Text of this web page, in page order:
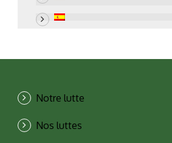
Notre lutte
Nos luttes